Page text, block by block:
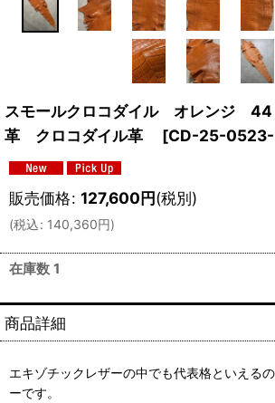
スモールクロコダイル オレンジ
革 クロコダイル革
[CD-25-
販売価格: 127,600円(税別)
(税込: 140,360円)
在庫数 1
商品詳細
エキゾチックレザーの中でも代表格といえる
ーです。